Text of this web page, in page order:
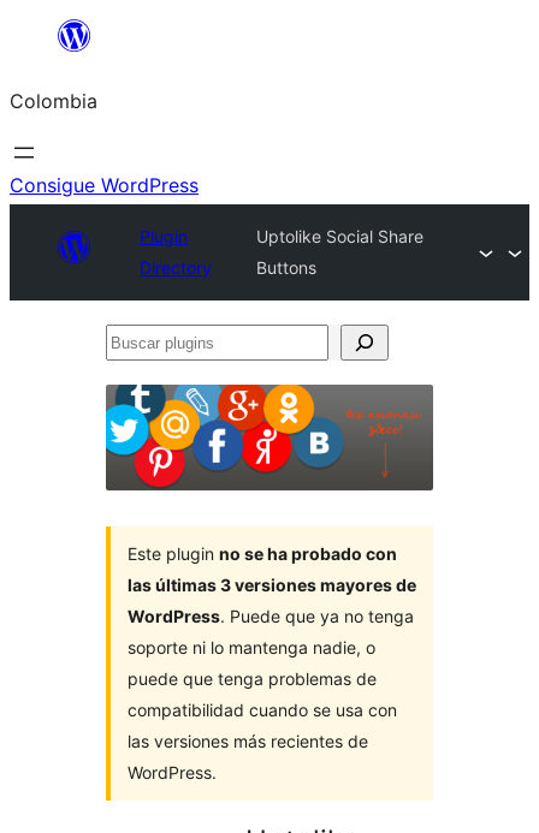
Saltar
contenido
Colombia
Consigue WordPress
Plugin
Directory
Uptolike Social Share
Buttons
Buscar
Este plugin no se ha probado con
las últimas 3 versiones mayores de
WordPress. Puede que ya no tenga
soporte ni lo mantenga nadie, o
puede que tenga problemas de
compatibilidad cuando se usa con
las versiones más recientes de
WordPress.